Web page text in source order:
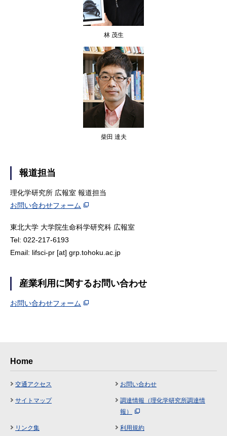
林 茂生
柴田 達夫
報道担当
理化学研究所 広報室 報道担当
お問い合わせフォーム
東北大学 大学院生命科学研究科 広報室
Tel: 022-217-6193
Email: lifsci-pr [at] grp.tohoku.ac.jp
産業利用に関するお問い合わせ
お問い合わせフォーム
Home
交通アクセス お問い合わせ
サイトマップ
調達情報（理化学研究所調達情
報）
リンク集 利用規約